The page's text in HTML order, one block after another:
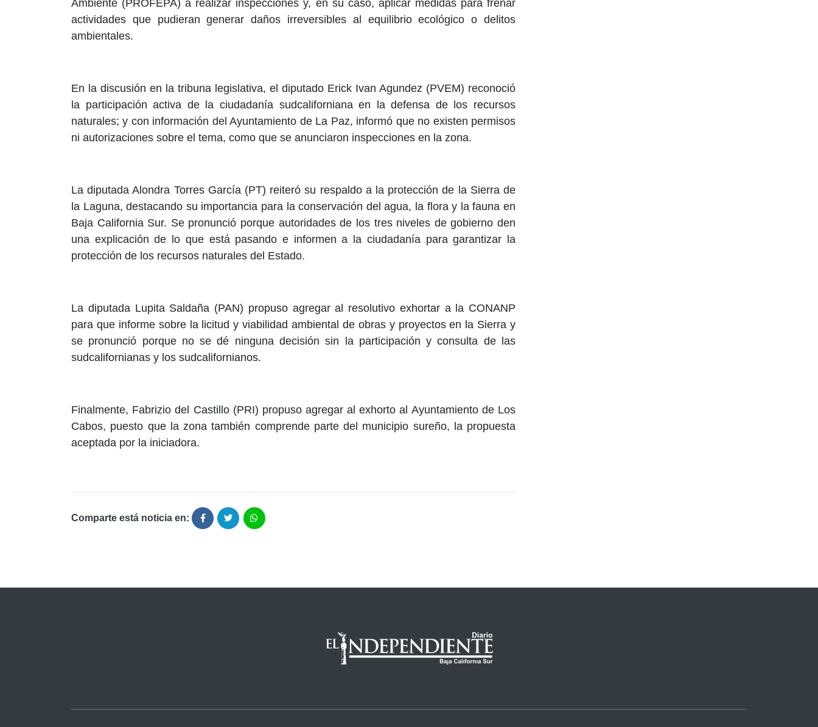
Ambiente (PROFEPA) a realizar inspecciones y, en su caso, aplicar medidas para frenar
actividades que pudieran generar daños irreversibles al equilibrio ecológico o delitos
ambientales.
En la discusión en la tribuna legislativa, el diputado Erick Ivan Agundez (PVEM) reconoció
la participación activa de la ciudadanía sudcaliforniana en la defensa de los recursos
naturales; y con información del Ayuntamiento de La Paz, informó que no existen permisos
ni autorizaciones sobre el tema, como que se anunciaron inspecciones en la zona.
La diputada Alondra Torres García (PT) reiteró su respaldo a la protección de la Sierra de
la Laguna, destacando su importancia para la conservación del agua, la flora y la fauna en
Baja California Sur. Se pronunció porque autoridades de los tres niveles de gobierno den
una explicación de lo que está pasando e informen a la ciudadanía para garantizar la
protección de los recursos naturales del Estado.
La diputada Lupita Saldaña (PAN) propuso agregar al resolutivo exhortar a la CONANP
para que informe sobre la licitud y viabilidad ambiental de obras y proyectos en la Sierra y
se pronunció porque no se dé ninguna decisión sin la participación y consulta de las
sudcalifornianas y los sudcalifornianos.
Finalmente, Fabrizio del Castillo (PRI) propuso agregar al exhorto al Ayuntamiento de Los
Cabos, puesto que la zona también comprende parte del municipio sureño, la propuesta
aceptada por la iniciadora.
Comparte está noticia en: